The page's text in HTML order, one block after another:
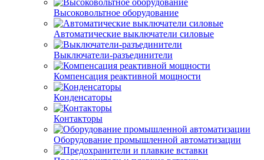
Высоковольтное оборудование
Автоматические выключатели cиловые
Выключатели-разъединители
Компенсация реактивной мощности
Конденсаторы
Контакторы
Оборудование промышленной автоматизации